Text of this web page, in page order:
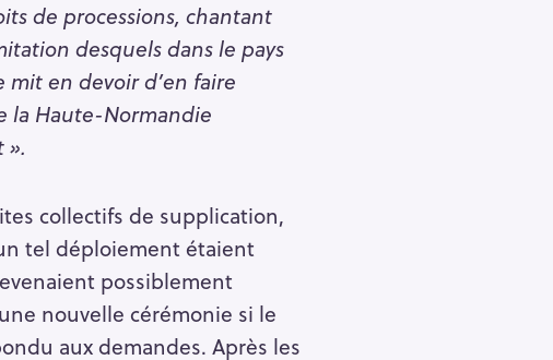
de processions, chantant
desquels dans le pays
en devoir d’en faire
la Haute-Normandie
».
collectifs de supplication,
tel déploiement étaient
possiblement
nouvelle cérémonie si le
aux demandes. Après les